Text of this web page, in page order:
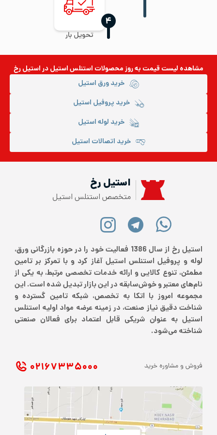
تحویل بار
‍۴
مشاهده لیست قیمت به روزمحصولات استنلس استیلدر استیل رخ
خرید ورق استیل
خرید پروفیل استیل
خرید لوله استیل
خرید اتصالات استیل
استیل رخ
متخصص استنلس استیل
استیل رخ از سال 1386 فعالیت خود را در حوزه بازرگانی ورق،
لوله و پروفیل استنلس استیل آغاز کرد و با تمرکز بر تامین
مطمئن، تنوع کالایی و ارائه خدمات تخصصی مرتبط، به یکی از
نام‌های معتبر و خوش‌سابقه در این بازار تبدیل شده است. این
مجموعه امروز با اتکا به تخصص، شبکه تامین گسترده و
شناخت دقیق نیاز صنعت، در زمینه عرضه مواد اولیه استنلس
استیل به عنوان شریکی قابل اعتماد برای فعالان صنعتی
شناخته می‌شود.
فروش و مشاوره خرید ۰۲۱ ۶۷۳۳۵۰۰۰